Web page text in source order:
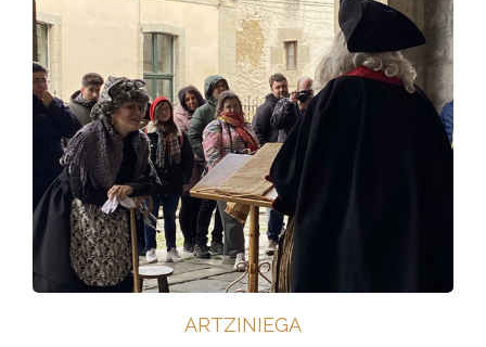
ARTZINIEGA